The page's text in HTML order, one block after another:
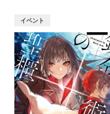
イベント